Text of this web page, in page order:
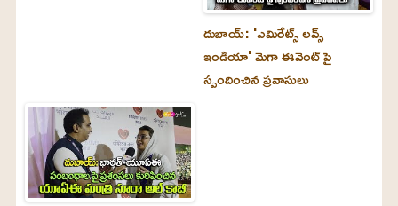
దుబాయ్‌: 'ఎమిరేట్స్ లవ్స్
ఇండియా' మెగా ఈవెంట్ పై
స్పందించిన ప్రవాసులు